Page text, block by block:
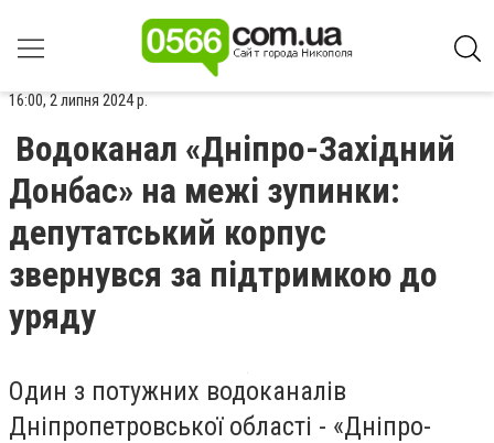
16:00, 2 липня 2024 р.
Водоканал «Дніпро-Західний
Донбас» на межі зупинки:
депутатський корпус
звернувся за підтримкою до
уряду
Один з потужних водоканалів
Дніпропетровської області - «Дніпро-